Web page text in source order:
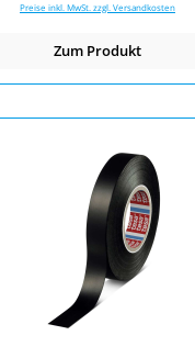
Preise inkl. MwSt. zzgl. Versandkosten
Zum Produkt